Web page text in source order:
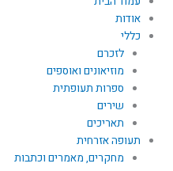
אודות
כללי
לזכרם
מוזיאונים ואוספים
ספרות תעופתית
שירים
תאריכים
תעופה אזרחית
מחקרים, מאמרים וכתבות